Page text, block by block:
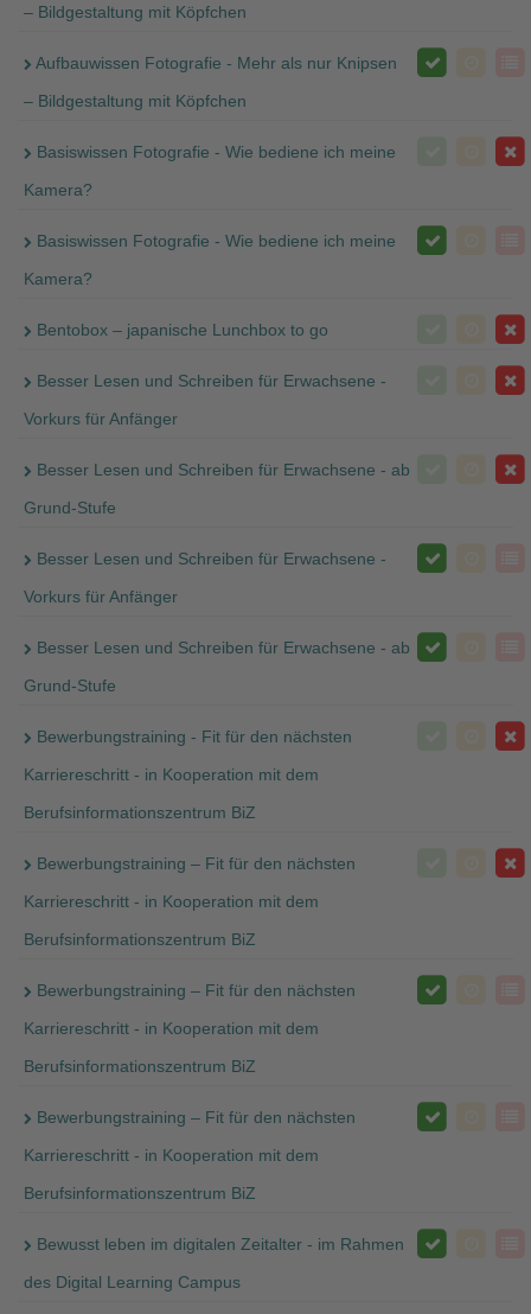
– Bildgestaltung mit Köpfchen
Aufbauwissen Fotografie - Mehr als nur Knipsen
– Bildgestaltung mit Köpfchen
Basiswissen Fotografie - Wie bediene ich meine
Kamera?
Basiswissen Fotografie - Wie bediene ich meine
Kamera?
Bentobox – japanische Lunchbox to go
Besser Lesen und Schreiben für Erwachsene -
Vorkurs für Anfänger
Besser Lesen und Schreiben für Erwachsene - ab
Grund-Stufe
Besser Lesen und Schreiben für Erwachsene -
Vorkurs für Anfänger
Besser Lesen und Schreiben für Erwachsene - ab
Grund-Stufe
Bewerbungstraining - Fit für den nächsten
Karriereschritt - in Kooperation mit dem
Berufsinformationszentrum BiZ
Bewerbungstraining – Fit für den nächsten
Karriereschritt - in Kooperation mit dem
Berufsinformationszentrum BiZ
Bewerbungstraining – Fit für den nächsten
Karriereschritt - in Kooperation mit dem
Berufsinformationszentrum BiZ
Bewerbungstraining – Fit für den nächsten
Karriereschritt - in Kooperation mit dem
Berufsinformationszentrum BiZ
Bewusst leben im digitalen Zeitalter - im Rahmen
des Digital Learning Campus